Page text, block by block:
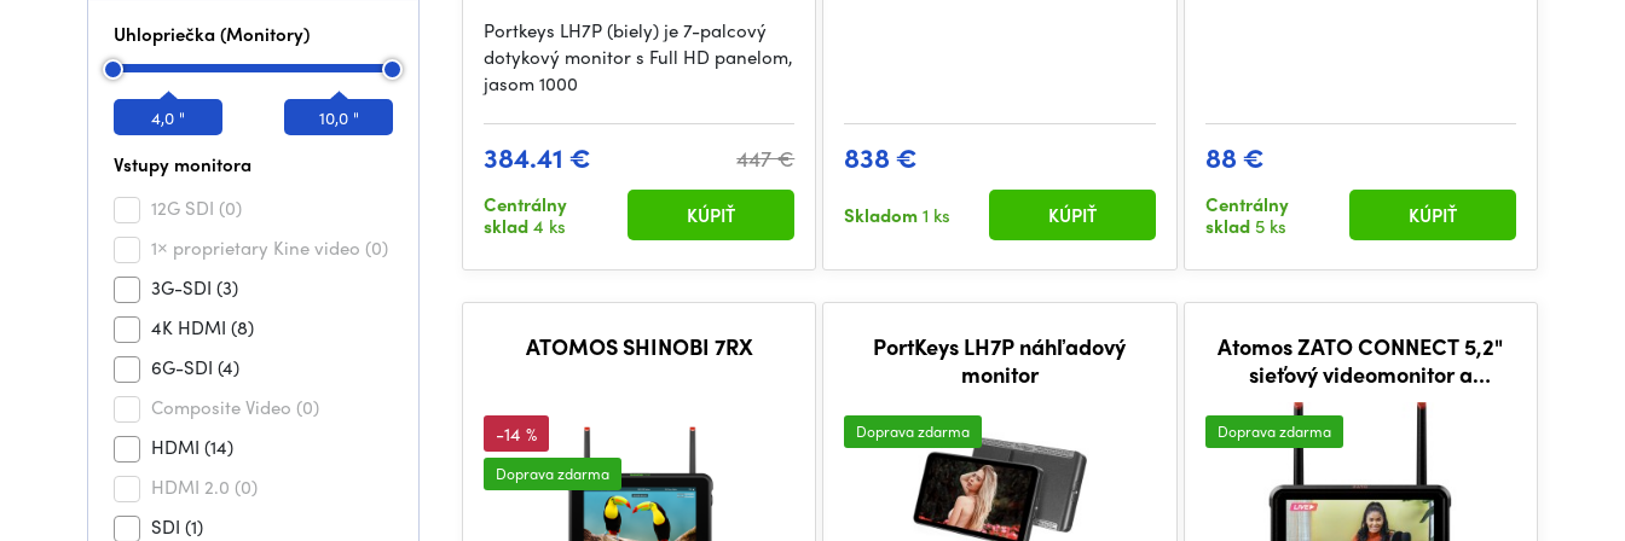
Uhlopriečka (Monitory)
4,0 " 10,0 "
Vstupy monitora
12G SDI (0)
1× proprietary Kine video (0)
3G-SDI (3)
4K HDMI (8)
6G-SDI (4)
Composite Video (0)
HDMI (14)
HDMI 2.0 (0)
SDI (1)
Portkeys LH7P (biely) je 7-palcový
dotykový monitor s Full HD panelom,
jasom 1000
384.41 € 447 €
Centrálny
sklad4 ks KÚPIŤ
838 €
Skladom1 ks KÚPIŤ
88 €
Centrálny
sklad 5 ks KÚPIŤ
ATOMOS SHINOBI 7RX
-14 %
Doprava zdarma
PortKeys LH7P náhľadový
monitor
Doprava zdarma
Atomos ZATO CONNECT 5,2"
sieťový videomonitor a
rekordér 1080p60
Doprava zdarma